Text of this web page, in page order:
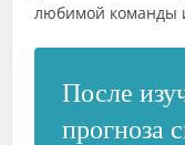
любимой команды
После
прогноза